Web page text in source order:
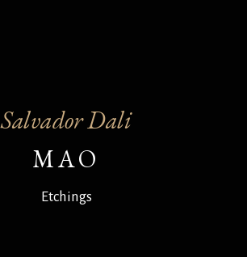
Salvador Dali
MAO
Etchings